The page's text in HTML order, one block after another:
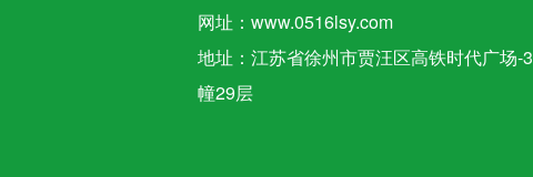
网址：www.0516lsy.com
地址：江苏省徐州市贾汪区高铁时代广场-3
幢29层